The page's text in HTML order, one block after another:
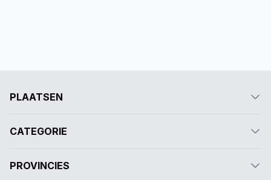
PLAATSEN
CATEGORIE
PROVINCIES